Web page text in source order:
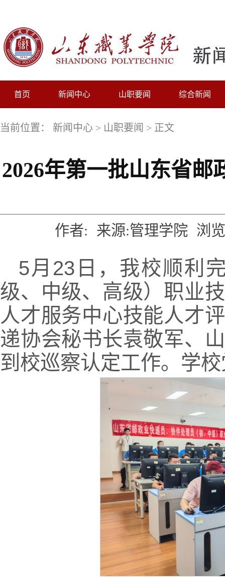
首页 新闻中心 山职要闻 综合新闻
当前位置： 新闻中心 > 山职要闻 > 正文
2026年第一批山东省
作者: 来源:管理学院 浏
5月23日，我校顺利
级、中级、高级）职业
人才服务中心技能人才
递协会秘书长袁敬军、
到校巡察认定工作。学